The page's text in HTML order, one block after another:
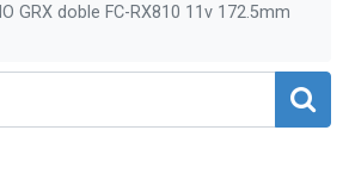
GRX doble FC-RX810 11v 172.5mm